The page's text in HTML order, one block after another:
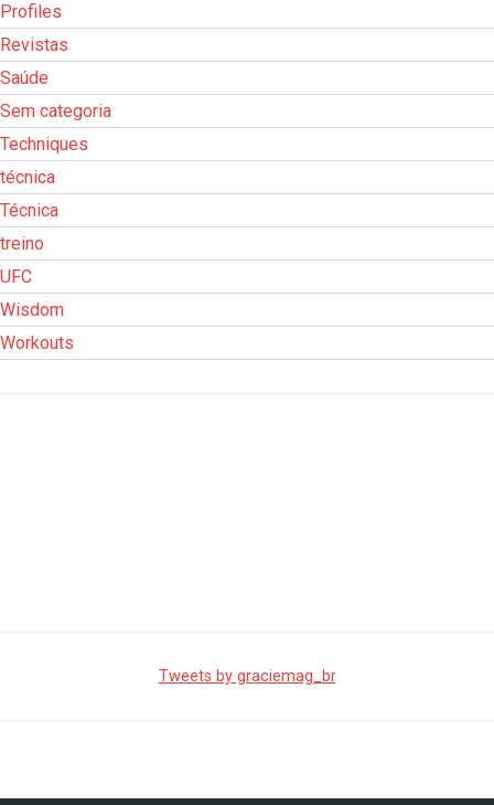
Profiles
Revistas
Saúde
Sem categoria
Techniques
técnica
Técnica
treino
UFC
Wisdom
Workouts
Tweets by graciemag_br